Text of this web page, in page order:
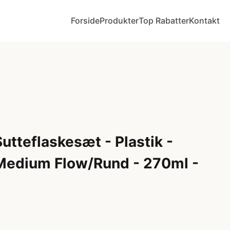
ForsideProdukterTop RabatterKontakt
- Plastik -
Flow/Rund - 270ml -